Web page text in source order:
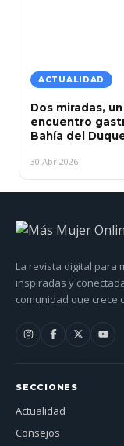
ACTUALIDAD
Dos miradas,
encuentro
Bahía del
30 Abr 2026
La revista digital para
inspiradas y
comunidad que crece
SECCIONES
Actualidad
Consejos